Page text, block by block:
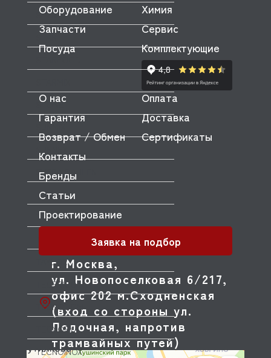
SPIDOCOOK
STONE
SUNMIX
SVEBA DAHLEN
T-LUX
TATRA
TAYLOR
TECFRIGO
TECNODOM
TECNOEKA
TECNOINOX
г. Москва,
ул. Новопоселковая 6/217,
офис 202 м.Сходненская
(вход со стороны ул.
Лодочная, напротив
трамвайных путей)
Оборудование
Запчасти
Посуда
Химия
Сервис
Комплектующие
О нас
Оплата
Гарантия
Доставка
Возврат / Обмен
Сертификаты
Контакты
Бренды
Статьи
Проектирование
Заявка на подбор